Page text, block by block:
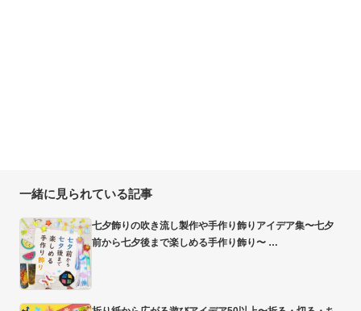
一緒に見られている記事
七夕飾りの吹き流し製作や手作り飾りアイデア集〜七夕
前から七夕後まで楽しめる手作り飾り〜